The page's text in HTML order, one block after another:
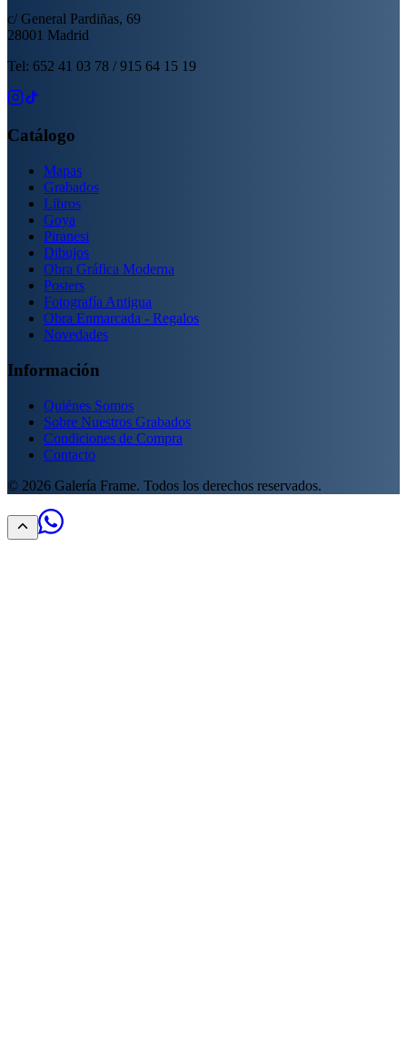
c/ General Pardiñas, 69
28001 Madrid
Tel: 652 41 03 78 / 915 64 15 19
Catálogo
Mapas
Grabados
Libros
Goya
Piranesi
Dibujos
Obra Gráfica Moderna
Posters
Fotografía Antigua
Obra Enmarcada - Regalos
Novedades
Información
Quiénes Somos
Sobre Nuestros Grabados
Condiciones de Compra
Contacto
© 2026 Galería Frame. Todos los derechos reservados.